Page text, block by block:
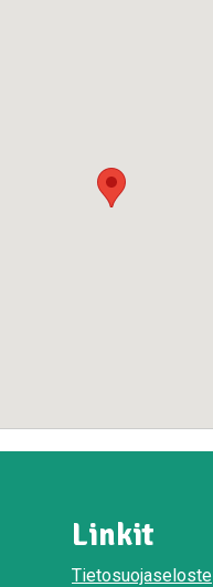
Linkit
Tietosuojaseloste